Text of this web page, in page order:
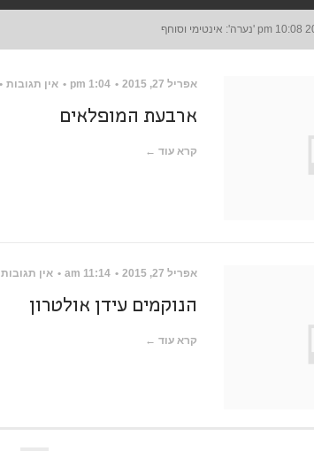
10:08 pm 'נערה': אינטימי וסוחף
אפריל 27, 2015 1:04 pm אין תגובות
ארבעת המופלאים
קרא עוד ←
אפריל 27, 2015 11:14 am אין תגובות
הנוקמים עידן אולטרון
קרא עוד ←